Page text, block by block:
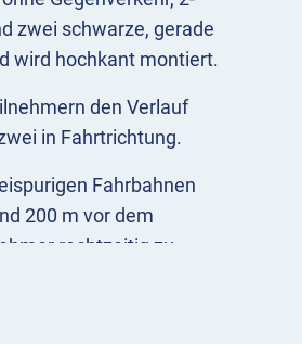
zwei schwarze, gerade
wird hochkant montiert.
den Verlauf
in Fahrtrichtung.
Fahrbahnen
200 m vor dem
rechtzeitig zu